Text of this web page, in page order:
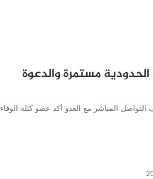
الحدودية مستمرة والدعوة
التواصل المباشر مع العدو أكد عضو كتلة الوفاء